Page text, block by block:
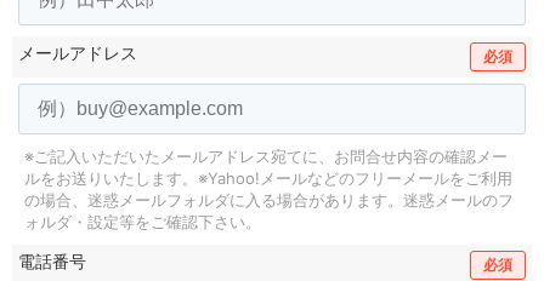
メールアドレス 必須
※ご記入いただいたメールアドレス宛てに、お問合せ内容の確認メー
ルをお送りいたします。 ※Yahoo!メールなどのフリーメールをご利用
の場合、迷惑メールフォルダに入る場合があります。 迷惑メールのフ
ォルダ・設定等をご確認下さい。
電話番号 必須